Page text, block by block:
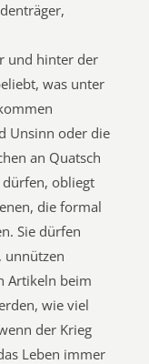
und hinter der
was unter
Unsinn oder die
an Quatsch
obliegt
die formal
Sie dürfen
unnützen
Artikeln beim
wie viel
der Krieg
Leben immer